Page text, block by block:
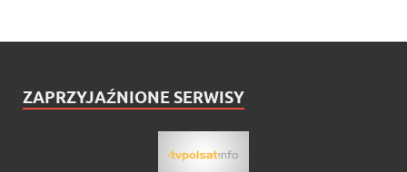
ZAPRZYJAŹNIONE SERWISY